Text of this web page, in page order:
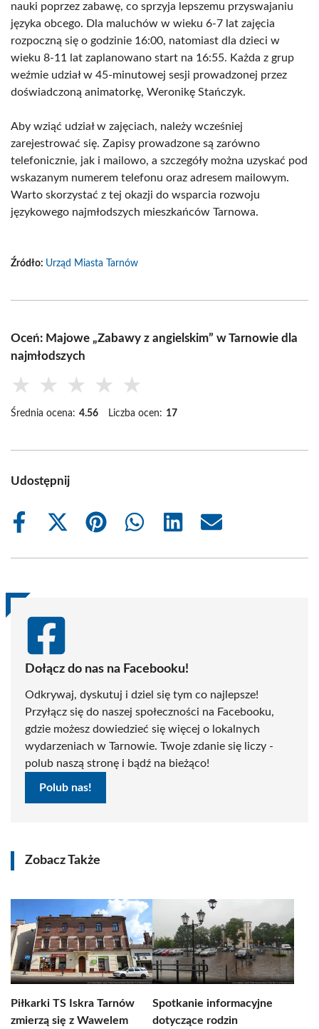
nauki poprzez zabawę, co sprzyja lepszemu przyswajaniu
języka obcego. Dla maluchów w wieku 6-7 lat zajęcia
rozpoczną się o godzinie 16:00, natomiast dla dzieci w
wieku 8-11 lat zaplanowano start na 16:55. Każda z grup
weźmie udział w 45-minutowej sesji prowadzonej przez
doświadczoną animatorkę, Weronikę Stańczyk.
Aby wziąć udział w zajęciach, należy wcześniej
zarejestrować się. Zapisy prowadzone są zarówno
telefonicznie, jak i mailowo, a szczegóły można uzyskać pod
wskazanym numerem telefonu oraz adresem mailowym.
Warto skorzystać z tej okazji do wsparcia rozwoju
językowego najmłodszych mieszkańców Tarnowa.
Źródło: Urząd Miasta Tarnów
Oceń: Majowe „Zabawy z angielskim” w Tarnowie dla
najmłodszych
★ ★ ★ ★ ★
Średnia ocena: 4.56 Liczba ocen: 17
Udostępnij
Share
Share
(Twitter)
Share
Share
Share
Share
Dołącz do nas na Facebooku!
Odkrywaj, dyskutuj i dziel się tym co najlepsze!
Przyłącz się do naszej społeczności na Facebooku,
gdzie możesz dowiedzieć się więcej o lokalnych
wydarzeniach w Tarnowie. Twoje zdanie się liczy -
polub naszą stronę i bądź na bieżąco!
Polub nas!
Zobacz Także
Piłkarki TS Iskra Tarnów
zmierzą się z Wawelem
Spotkanie informacyjne
dotyczące rodzin